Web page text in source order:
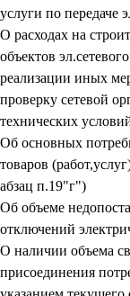
услуги по передаче
О расходах на
объектов
реализации иных
проверку сетевой
технических
Об основных
товаров
абзац п.19"г")
Об объеме
отключений
О наличии объема
присоединения